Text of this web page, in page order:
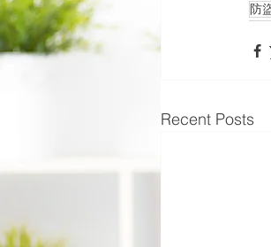
防
Recent Posts